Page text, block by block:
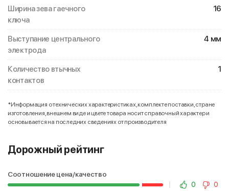
Ширина зева гаечного
ключа
16
Выступание центрального
электрода
4 мм
Количество втычных
контактов
1
*Информация о технических характеристиках, комплекте поставки, стране
изготовления, внешнем виде и цвете товара носит справочный характер и
основывается на последних сведениях от производителя
Дорожный рейтинг
Соотношение цена/качество
0
0